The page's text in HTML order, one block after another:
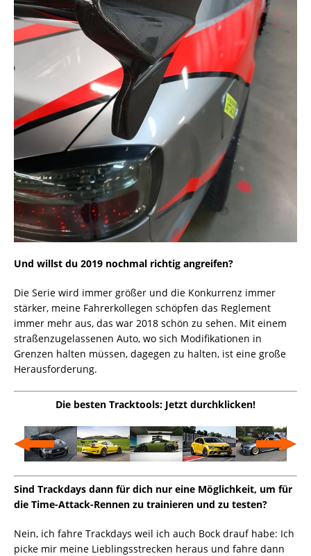
Und willst du 2019 nochmal richtig angreifen?
Die Serie wird immer größer und die Konkurrenz immer
stärker, meine Fahrerkollegen schöpfen das Reglement
immer mehr aus, das war 2018 schön zu sehen. Mit einem
straßenzugelassenen Auto, wo sich Modifikationen in
Grenzen halten müssen, dagegen zu halten, ist eine große
Herausforderung.
Die besten Tracktools: Jetzt durchklicken!
Sind Trackdays dann für dich nur eine Möglichkeit, um für
die Time-Attack-Rennen zu trainieren und zu testen?
Nein, ich fahre Trackdays weil ich auch Bock drauf habe: Ich
picke mir meine Lieblingsstrecken heraus und fahre dann